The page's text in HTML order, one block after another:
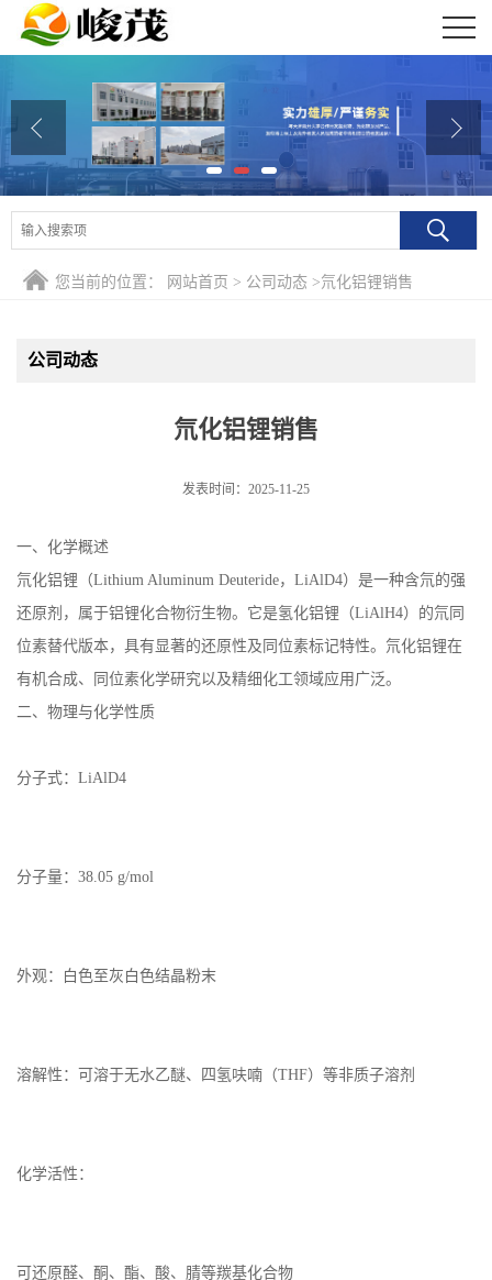
公司首页
公司介绍
公司动态
产品展厅
证书荣誉
您当前的位置： 网站首页 > 公司动态 >氘化铝锂销售
公司动态
氘化铝锂销售
发表时间：2025-11-25
一、化学概述
氘化铝锂（Lithium Aluminum Deuteride，LiAlD4）是一种含氘的强
还原剂，属于铝锂化合物衍生物。它是氢化铝锂（LiAlH4）的氘同
位素替代版本，具有显著的还原性及同位素标记特性。氘化铝锂在
有机合成、同位素化学研究以及精细化工领域应用广泛。
二、物理与化学性质
分子式：LiAlD4
分子量：38.05 g/mol
外观：白色至灰白色结晶粉末
溶解性：可溶于无水乙醚、四氢呋喃（THF）等非质子溶剂
化学活性：
可还原醛、酮、酯、酸、腈等羰基化合物